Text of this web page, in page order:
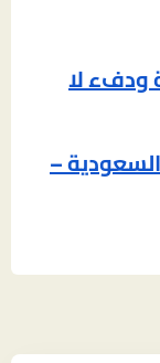
ودفء لا
–